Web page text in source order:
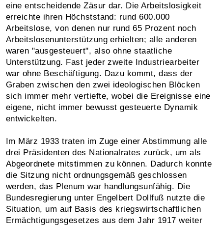
eine entscheidende Zäsur dar. Die Arbeitslosigkeit
erreichte ihren Höchststand: rund 600.000
Arbeitslose, von denen nur rund 65 Prozent noch
Arbeitslosenunterstützung erhielten; alle anderen
waren "ausgesteuert", also ohne staatliche
Unterstützung. Fast jeder zweite Industriearbeiter
war ohne Beschäftigung. Dazu kommt, dass der
Graben zwischen den zwei ideologischen Blöcken
sich immer mehr vertiefte, wobei die Ereignisse eine
eigene, nicht immer bewusst gesteuerte Dynamik
entwickelten.
Im März 1933 traten im Zuge einer Abstimmung alle
drei Präsidenten des Nationalrates zurück, um als
Abgeordnete mitstimmen zu können. Dadurch konnte
die Sitzung nicht ordnungsgemäß geschlossen
werden, das Plenum war handlungsunfähig. Die
Bundesregierung unter Engelbert Dollfuß nutzte die
Situation, um auf Basis des kriegswirtschaftlichen
Ermächtigungsgesetzes aus dem Jahr 1917 weiter